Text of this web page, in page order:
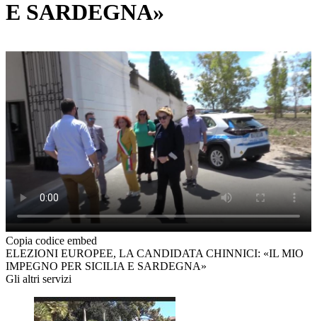
E SARDEGNA»
Copia codice embed
ELEZIONI EUROPEE, LA CANDIDATA CHINNICI: «IL MIO
IMPEGNO PER SICILIA E SARDEGNA»
Gli altri servizi